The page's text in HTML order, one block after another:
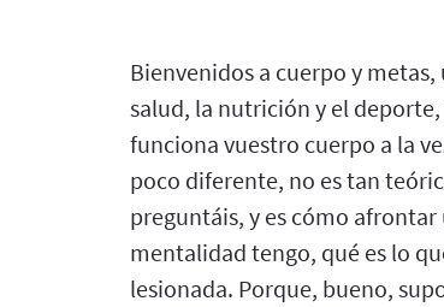
Bienvenidos a cuerpo y
salud, la nutrición y el
funciona vuestro cuerpo a la
poco diferente, no es tan
preguntáis, y es cómo
mentalidad tengo, qué es lo
lesionada. Porque, bueno,